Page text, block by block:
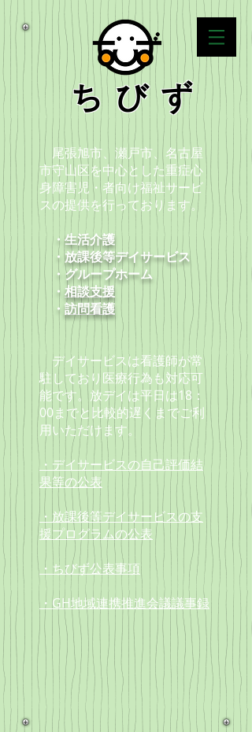
尾張旭市、瀬戸市、名古屋
市守山区を中心とした重症心
身障害児・者向け福祉サービ
スの提供を行っております。
・生活介護
・放課後等デイサービス
​ ・グループホーム
・ 相談支援
​ ・ 訪問看護
デイサービスは看護師が常
駐しており 医療行為も対応可
能です。放デイは平日は18：
00までと比較的遅くまでご利
用いただけます。
・デイサービスの自己評価結
果等の公表
・放課後等デイサービスの支
援プログラムの公表
・ちびず公表事項
・GH地域連携推進会議議事録
ちびず